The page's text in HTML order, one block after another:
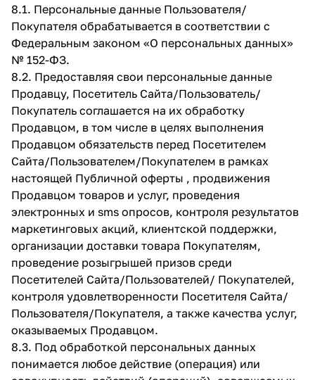
8.1. Персональные данные Пользователя/
Покупателя обрабатывается в соответствии с
Федеральным законом «О персональных данных»
№ 152-ФЗ.
8.2. Предоставляя свои персональные данные
Продавцу, Посетитель Сайта/Пользователь/
Покупатель соглашается на их обработку
Продавцом, в том числе в целях выполнения
Продавцом обязательств перед Посетителем
Сайта/Пользователем/Покупателем в рамках
настоящей Публичной оферты , продвижения
Продавцом товаров и услуг, проведения
электронных и sms опросов, контроля результатов
маркетинговых акций, клиентской поддержки,
организации доставки товара Покупателям,
проведение розыгрышей призов среди
Посетителей Сайта/Пользователей/ Покупателей,
контроля удовлетворенности Посетителя Сайта/
Пользователя/Покупателя, а также качества услуг,
оказываемых Продавцом.
8.3. Под обработкой персональных данных
понимается любое действие (операция) или